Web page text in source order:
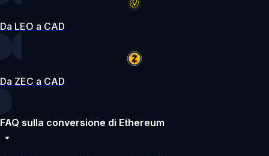
Da LEO a CAD
Da ZEC a CAD
FAQ sulla conversione di Ethereum